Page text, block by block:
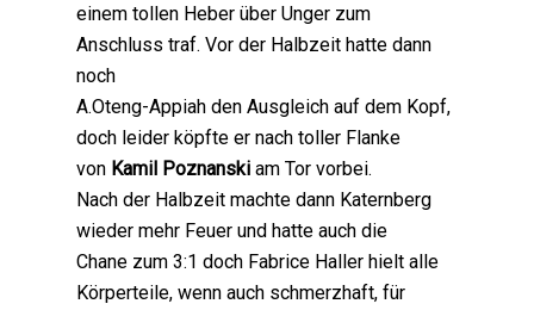
einem tollen Heber über Unger zum
Anschluss traf. Vor der Halbzeit hatte dann
noch
A.Oteng-Appiah den Ausgleich auf dem Kopf,
doch leider köpfte er nach toller Flanke
von Kamil Poznanski am Tor vorbei.
Nach der Halbzeit machte dann Katernberg
wieder mehr Feuer und hatte auch die
Chane zum 3:1 doch Fabrice Haller hielt alle
Körperteile, wenn auch schmerzhaft, für